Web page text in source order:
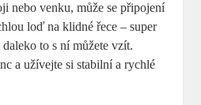
nebo venku, může se připojení
loď na klidné řece – super
to s ní můžete vzít.
a užívejte si stabilní a rychlé